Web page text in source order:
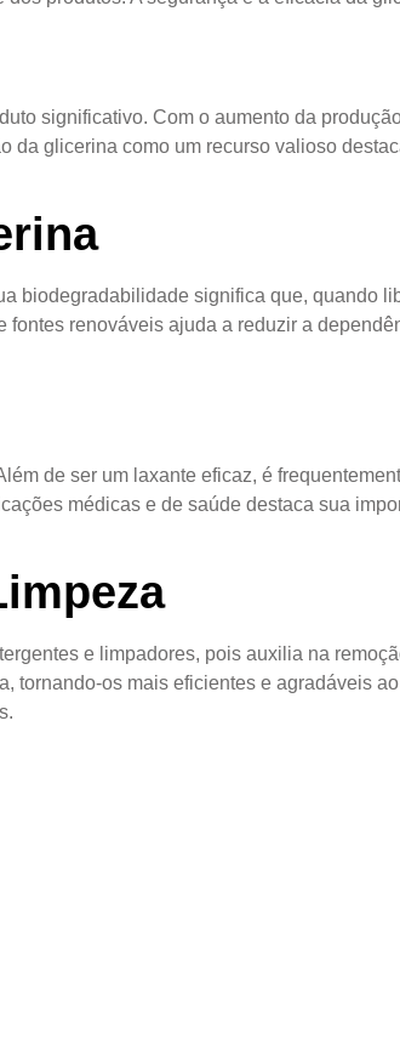
significativo. Com o aumento da
glicerina como um recurso valioso
biodegradabilidade significa que, quando
renováveis ajuda a reduzir a
de ser um laxante eficaz, é
médicas e de saúde destaca sua
e limpadores, pois auxilia na
tornando-os mais eficientes e agradáveis